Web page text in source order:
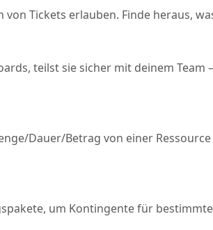
Tickets erlauben. Finde heraus,
teilst sie sicher mit deinem Team
Dauer/Betrag von einer
um Kontingente für